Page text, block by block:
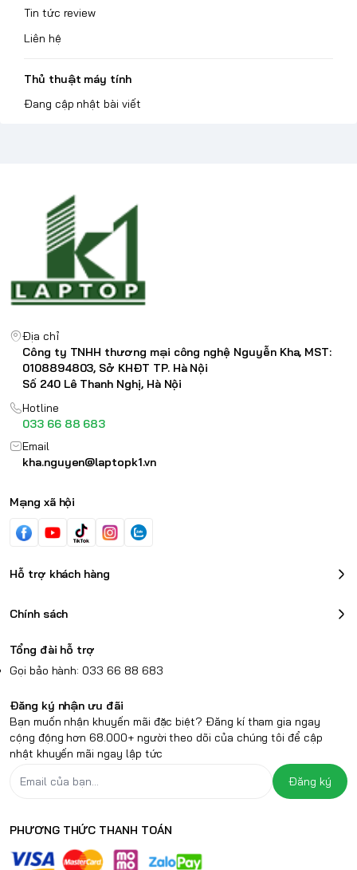
Tin tức review
Liên hệ
Thủ thuật máy tính
Đang cập nhật bài viết
Địa chỉ
Công ty TNHH thương mại công nghệ Nguyễn Kha, MST:
0108894803, Sở KHĐT TP. Hà Nội
Số 240 Lê Thanh Nghị, Hà Nội
Hotline
033 66 88 683
Email
kha.nguyen@laptopk1.vn
Mạng xã hội
Hỗ trợ khách hàng
Chính sách
Tổng đài hỗ trợ
Gọi bảo hành: 033 66 88 683
Đăng ký nhận ưu đãi
Bạn muốn nhận khuyến mãi đặc biệt? Đăng kí tham gia ngay
cộng động hơn 68.000+ người theo dõi của chúng tôi để cập
nhật khuyến mãi ngay lập tức
Đăng ký
PHƯƠNG THỨC THANH TOÁN